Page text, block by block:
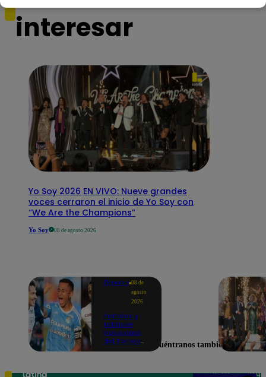
interesar
Yo Soy 2026 EN VIVO: Nueve grandes
voces cerraron el inicio de Yo Soy con
“We Are the Champions”
Yo Soy 08 de agosto 2026
Deportes 08 de
agosto
2026
Partidos y
tabla de
posiciones
del Torneo
en la fecha 4
Encuéntranos también en